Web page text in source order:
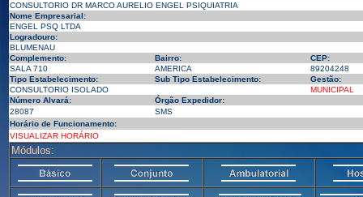
CONSULTORIO DR MARCO AURELIO ENGEL PSIQUIATRIA
Nome Empresarial:
ENGEL PSQ LTDA
Logradouro:
BLUMENAU
Complemento:
Bairro:
CEP:
SALA 710
AMERICA
89204248
Tipo Estabelecimento:
Sub Tipo Estabelecimento:
Gestão:
CONSULTORIO ISOLADO
MUNICIPAL
Número Alvará:
Órgão Expedidor:
28087
SMS
Horário de Funcionamento:
VISUALIZAR HORÁRIO
Módulos: